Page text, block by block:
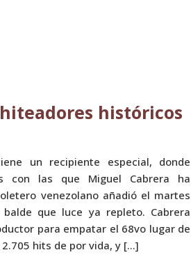
históricos
un recipiente especial, donde
con las que Miguel Cabrera ha
venezolano añadió el martes
que luce ya repleto. Cabrera
para empatar el 68vo lugar de
hits de por vida, y […]